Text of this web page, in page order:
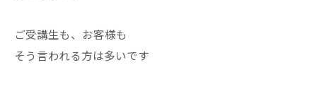
ご受講生も、お客様も
そう言われる方は多いです